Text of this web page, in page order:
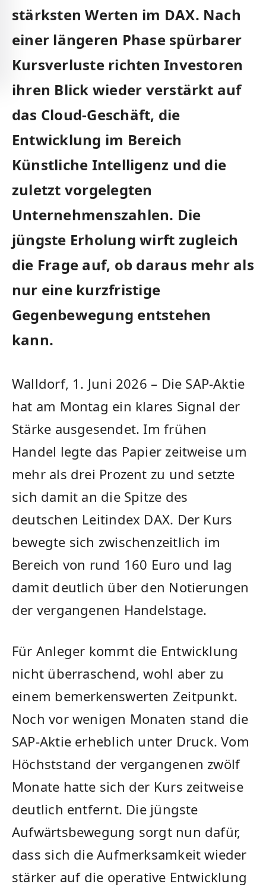
stärksten Werten im DAX. Nach
einer längeren Phase spürbarer
Kursverluste richten Investoren
ihren Blick wieder verstärkt auf
das Cloud-Geschäft, die
Entwicklung im Bereich
Künstliche Intelligenz und die
zuletzt vorgelegten
Unternehmenszahlen. Die
jüngste Erholung wirft zugleich
die Frage auf, ob daraus mehr als
nur eine kurzfristige
Gegenbewegung entstehen
kann.
Walldorf, 1. Juni 2026 – Die SAP-Aktie
hat am Montag ein klares Signal der
Stärke ausgesendet. Im frühen
Handel legte das Papier zeitweise um
mehr als drei Prozent zu und setzte
sich damit an die Spitze des
deutschen Leitindex DAX. Der Kurs
bewegte sich zwischenzeitlich im
Bereich von rund 160 Euro und lag
damit deutlich über den Notierungen
der vergangenen Handelstage.
Für Anleger kommt die Entwicklung
nicht überraschend, wohl aber zu
einem bemerkenswerten Zeitpunkt.
Noch vor wenigen Monaten stand die
SAP-Aktie erheblich unter Druck. Vom
Höchststand der vergangenen zwölf
Monate hatte sich der Kurs zeitweise
deutlich entfernt. Die jüngste
Aufwärtsbewegung sorgt nun dafür,
dass sich die Aufmerksamkeit wieder
stärker auf die operative Entwicklung